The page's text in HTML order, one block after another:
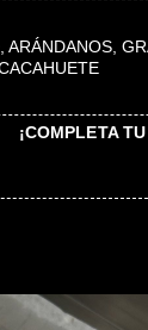
TU BOWL!